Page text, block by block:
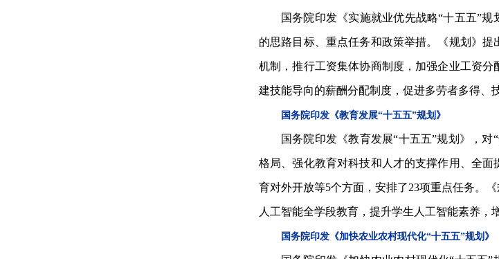
国务院印发《实施就业优先战略“十五五”
的思路目标、重点任务和政策举措。《规划》
机制，推行工资集体协商制度，加强企业工资
建技能导向的薪酬分配制度，促进多劳者多得、
国务院印发《教育发展“十五五”规划》
国务院印发《教育发展“十五五”规划》，
格局、强化教育对科技和人才的支撑作用、全
育对外开放等5个方面，安排了23项重点任务。
人工智能全学段教育，提升学生人工智能素养，
国务院印发《加快农业农村现代化“十五五”规划》